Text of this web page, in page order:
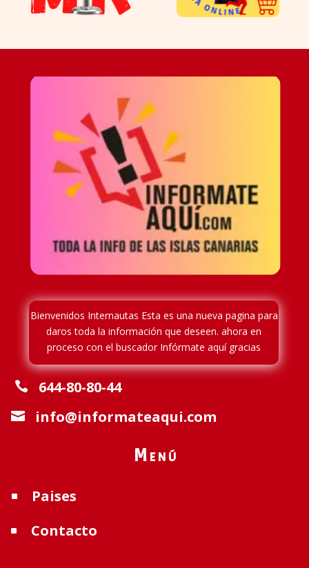
Bienvenidos Internautas Esta es una nueva pagina para
daros toda la información que deseen. ahora en
proceso con el buscador Infórmate aquí gracias
 644-80-80-44
 info@informateaqui.com
Menú
^ Paises
^ Contacto